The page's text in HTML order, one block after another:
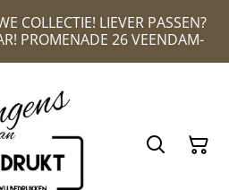
COLLECTIE! LIEVER PASSEN?
PROMENADE 26 VEENDAM-